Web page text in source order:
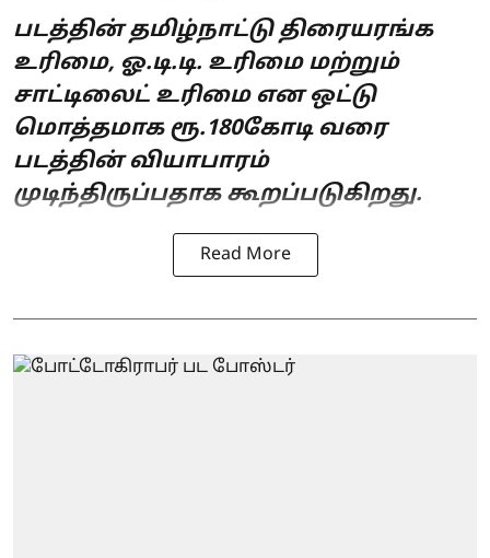
படத்தின் தமிழ்நாட்டு திரையரங்க
உரிமை, ஓ.டி.டி. உரிமை மற்றும்
சாட்டிலைட் உரிமை என ஒட்டு
மொத்தமாக ரூ.180கோடி வரை
படத்தின் வியாபாரம்
முடிந்திருப்பதாக கூறப்படுகிறது.
Read More